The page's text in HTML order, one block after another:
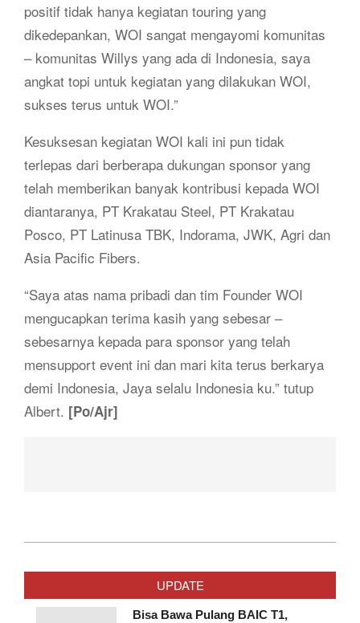
positif tidak hanya kegiatan touring yang
dikedepankan, WOI sangat mengayomi komunitas
– komunitas Willys yang ada di Indonesia, saya
angkat topi untuk kegiatan yang dilakukan WOI,
sukses terus untuk WOI.”
Kesuksesan kegiatan WOI kali ini pun tidak
terlepas dari berberapa dukungan sponsor yang
telah memberikan banyak kontribusi kepada WOI
diantaranya, PT Krakatau Steel, PT Krakatau
Posco, PT Latinusa TBK, Indorama, JWK, Agri dan
Asia Pacific Fibers.
“Saya atas nama pribadi dan tim Founder WOI
mengucapkan terima kasih yang sebesar –
sebesarnya kepada para sponsor yang telah
mensupport event ini dan mari kita terus berkarya
demi Indonesia, Jaya selalu Indonesia ku.” tutup
Albert. [Po/Ajr]
04-
UPDATE
Bisa Bawa Pulang BAIC T1,